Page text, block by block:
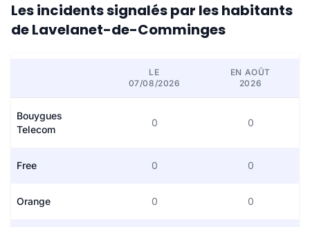
Les incidents signalés par les habitants
de Lavelanet-de-Comminges
LE
07/08/2026
EN AOÛT
2026
Bouygues
Telecom
0 0
Free 0 0
Orange 0 0